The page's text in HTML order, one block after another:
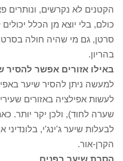
הקטנים לא נקרשים,
כולם, בלי יוצא מן הכלל
סרטן, גם מי שהיה חולה
בהריון.
באילו אזורים אפשר להסיר
למעשה ניתן להסיר שיער
לעשות אפילציה באזורים
שערה לחוד), ולכן יקר יותר.
לבעלות שיער ג'ינג'י,
הקרן-אור.
הסרת שיער בפנים